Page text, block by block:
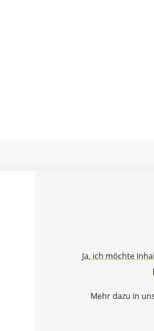
Ja, ich möchte
Mehr dazu in